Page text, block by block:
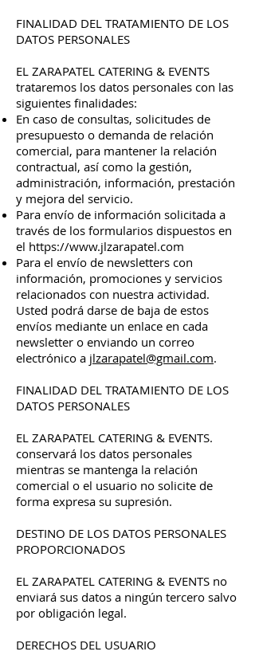
FINALIDAD DEL TRATAMIENTO DE LOS
DATOS PERSONALES
EL ZARAPATEL CATERING & EVENTS
trataremos los datos personales con las
siguientes finalidades:
En caso de consultas, solicitudes de
presupuesto o demanda de relación
comercial, para mantener la relación
contractual, así como la gestión,
administración, información, prestación
y mejora del servicio.
Para envío de información solicitada a
través de los formularios dispuestos en
el https://www.jlzarapatel.com
Para el envío de newsletters con
información, promociones y servicios
relacionados con nuestra actividad.
Usted podrá darse de baja de estos
envíos mediante un enlace en cada
newsletter o enviando un correo
electrónico a jlzarapatel@gmail.com.
FINALIDAD DEL TRATAMIENTO DE LOS
DATOS PERSONALES
EL ZARAPATEL CATERING & EVENTS.
conservará los datos personales
mientras se mantenga la relación
comercial o el usuario no solicite de
forma expresa su supresión.
DESTINO DE LOS DATOS PERSONALES
PROPORCIONADOS
EL ZARAPATEL CATERING & EVENTS no
enviará sus datos a ningún tercero salvo
por obligación legal.
DERECHOS DEL USUARIO